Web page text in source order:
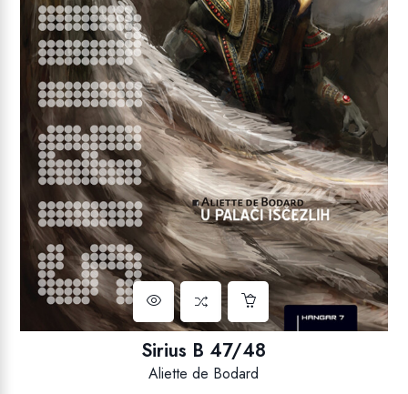
Sirius B 47/48
Aliette de Bodard